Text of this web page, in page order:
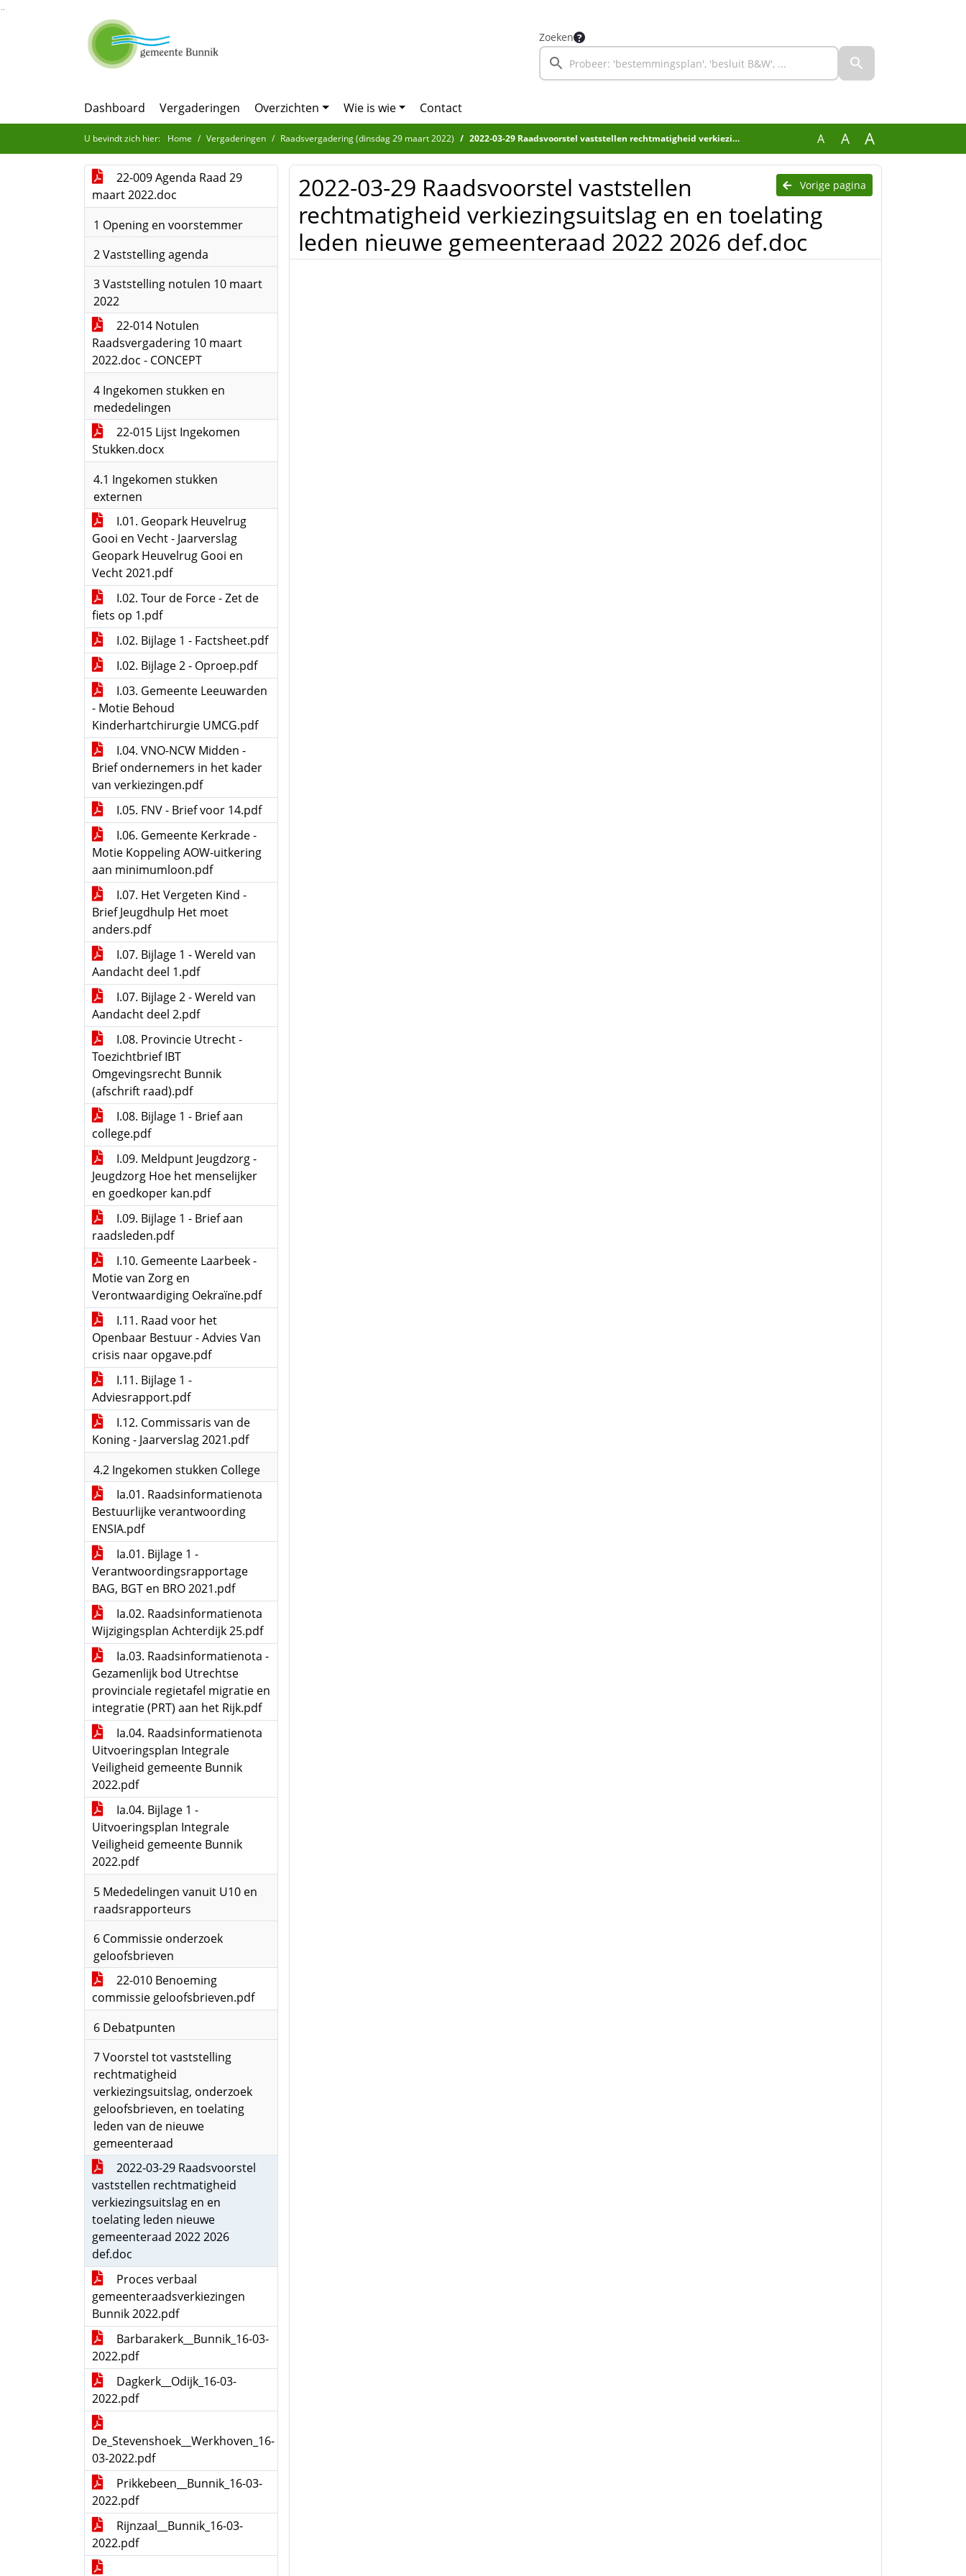
Ga naar de inhoud van deze pagina
Ga naar het zoeken
Ga naar het menu
Zoeken
Dashboard Vergaderingen Overzichten Wie is wie Contact
U bevindt zich hier: Home Vergaderingen Raadsvergadering (dinsdag 29 maart 2022) 2022-03-29 Raadsvoorstel vaststellen rechtmatigheid verkiezingsuitslag en en toelating leden nieuwe gemeenteraad 2022 2026 def.doc A A A
22-009 Agenda Raad 29
maart 2022.doc
1 Opening en voorstemmer
2 Vaststelling agenda
3 Vaststelling notulen 10 maart
2022
22-014 Notulen
Raadsvergadering 10 maart
2022.doc - CONCEPT
4 Ingekomen stukken en
mededelingen
22-015 Lijst Ingekomen
Stukken.docx
4.1 Ingekomen stukken
externen
I.01. Geopark Heuvelrug
Gooi en Vecht - Jaarverslag
Geopark Heuvelrug Gooi en
Vecht 2021.pdf
I.02. Tour de Force - Zet de
fiets op 1.pdf
I.02. Bijlage 1 - Factsheet.pdf
I.02. Bijlage 2 - Oproep.pdf
I.03. Gemeente Leeuwarden
- Motie Behoud
Kinderhartchirurgie UMCG.pdf
I.04. VNO-NCW Midden -
Brief ondernemers in het kader
van verkiezingen.pdf
I.05. FNV - Brief voor 14.pdf
I.06. Gemeente Kerkrade -
Motie Koppeling AOW-uitkering
aan minimumloon.pdf
I.07. Het Vergeten Kind -
Brief Jeugdhulp Het moet
anders.pdf
I.07. Bijlage 1 - Wereld van
Aandacht deel 1.pdf
I.07. Bijlage 2 - Wereld van
Aandacht deel 2.pdf
I.08. Provincie Utrecht -
Toezichtbrief IBT
Omgevingsrecht Bunnik
(afschrift raad).pdf
I.08. Bijlage 1 - Brief aan
college.pdf
I.09. Meldpunt Jeugdzorg -
Jeugdzorg Hoe het menselijker
en goedkoper kan.pdf
I.09. Bijlage 1 - Brief aan
raadsleden.pdf
I.10. Gemeente Laarbeek -
Motie van Zorg en
Verontwaardiging Oekraïne.pdf
I.11. Raad voor het
Openbaar Bestuur - Advies Van
crisis naar opgave.pdf
I.11. Bijlage 1 -
Adviesrapport.pdf
I.12. Commissaris van de
Koning - Jaarverslag 2021.pdf
4.2 Ingekomen stukken College
Ia.01. Raadsinformatienota
Bestuurlijke verantwoording
ENSIA.pdf
Ia.01. Bijlage 1 -
Verantwoordingsrapportage
BAG, BGT en BRO 2021.pdf
Ia.02. Raadsinformatienota
Wijzigingsplan Achterdijk 25.pdf
Ia.03. Raadsinformatienota -
Gezamenlijk bod Utrechtse
provinciale regietafel migratie en
integratie (PRT) aan het Rijk.pdf
Ia.04. Raadsinformatienota
Uitvoeringsplan Integrale
Veiligheid gemeente Bunnik
2022.pdf
Ia.04. Bijlage 1 -
Uitvoeringsplan Integrale
Veiligheid gemeente Bunnik
2022.pdf
5 Mededelingen vanuit U10 en
raadsrapporteurs
6 Commissie onderzoek
geloofsbrieven
22-010 Benoeming
commissie geloofsbrieven.pdf
6 Debatpunten
7 Voorstel tot vaststelling
rechtmatigheid
verkiezingsuitslag, onderzoek
geloofsbrieven, en toelating
leden van de nieuwe
gemeenteraad
2022-03-29 Raadsvoorstel
vaststellen rechtmatigheid
verkiezingsuitslag en en
toelating leden nieuwe
gemeenteraad 2022 2026
def.doc
Proces verbaal
gemeenteraadsverkiezingen
Bunnik 2022.pdf
Barbarakerk__Bunnik_16-03-
2022.pdf
Dagkerk__Odijk_16-03-
2022.pdf
De_Stevenshoek__Werkhoven_16-
03-2022.pdf
Prikkebeen__Bunnik_16-03-
2022.pdf
Rijnzaal__Bunnik_16-03-
2022.pdf
Vorige pagina
2022-03-29 Raadsvoorstel vaststellen
rechtmatigheid verkiezingsuitslag en en toelating
leden nieuwe gemeenteraad 2022 2026 def.doc